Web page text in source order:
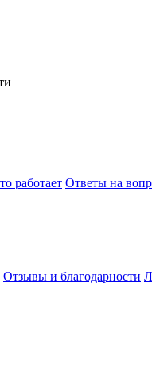
работает Ответы на
Отзывы и благодарности